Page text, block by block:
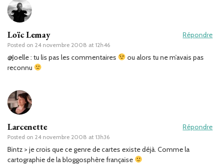
Loïc Lemay
Posted on 24 novembre 2008 at 12h46
Répondre
@Joelle : tu lis pas les commentaires
ou alors tu ne m’avais pas
reconnu
Larcenette
Posted on 24 novembre 2008 at 13h36
Répondre
Bintz > je crois que ce genre de cartes existe déjà. Comme la
cartographie de la bloggosphère française